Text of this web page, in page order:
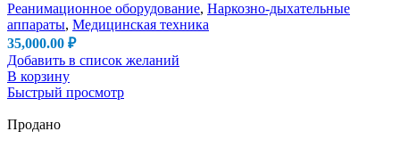
Реанимационное оборудование, Наркозно-дыхательные
аппараты, Медицинская техника
35,000.00 ₽
Добавить в список желаний
В корзину
Быстрый просмотр
Продано